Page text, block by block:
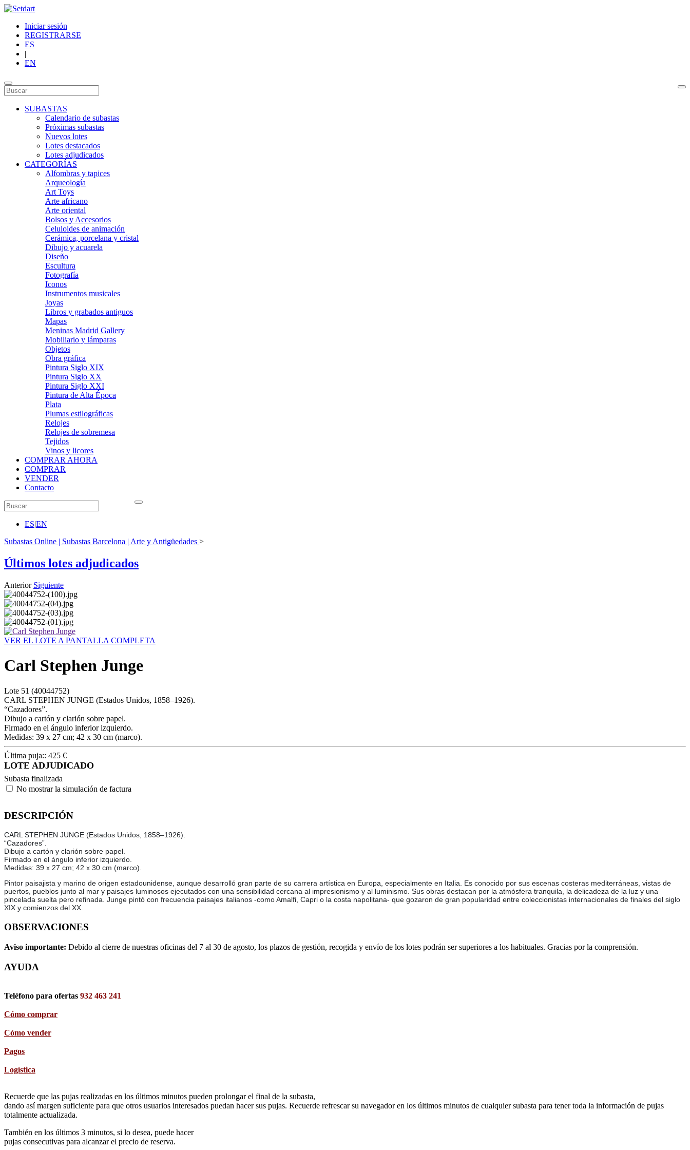
Iniciar sesión
REGISTRARSE
ES
|
EN
SUBASTAS
Calendario de subastas
Próximas subastas
Nuevos lotes
Lotes destacados
Lotes adjudicados
CATEGORÍAS
Alfombras y tapices
Arqueología
Art Toys
Arte africano
Arte oriental
Bolsos y Accesorios
Celuloides de animación
Cerámica, porcelana y cristal
Dibujo y acuarela
Diseño
Escultura
Fotografía
Iconos
Instrumentos musicales
Joyas
Libros y grabados antiguos
Mapas
Meninas Madrid Gallery
Mobiliario y lámparas
Objetos
Obra gráfica
Pintura Siglo XIX
Pintura Siglo XX
Pintura Siglo XXI
Pintura de Alta Época
Plata
Plumas estilográficas
Relojes
Relojes de sobremesa
Tejidos
Vinos y licores
COMPRAR AHORA
COMPRAR
VENDER
Contacto
ES|EN
Subastas Online | Subastas Barcelona | Arte y Antigüedades >
Últimos lotes adjudicados
Anterior Siguiente
VER EL LOTE A PANTALLA COMPLETA
Carl Stephen Junge
Lote 51 (40044752)
CARL STEPHEN JUNGE (Estados Unidos, 1858–1926).
“Cazadores”.
Dibujo a cartón y clarión sobre papel.
Firmado en el ángulo inferior izquierdo.
Medidas: 39 x 27 cm; 42 x 30 cm (marco).
Última puja:: 425 €
LOTE ADJUDICADO
Subasta finalizada
No mostrar la simulación de factura
DESCRIPCIÓN
CARL STEPHEN JUNGE (Estados Unidos, 1858–1926).
“Cazadores”.
Dibujo a cartón y clarión sobre papel.
Firmado en el ángulo inferior izquierdo.
Medidas: 39 x 27 cm; 42 x 30 cm (marco).
Pintor paisajista y marino de origen estadounidense, aunque desarrolló gran parte de su carrera artística en Europa, especialmente en Italia. Es conocido por sus escenas costeras mediterráneas, vistas de
puertos, pueblos junto al mar y paisajes luminosos ejecutados con una sensibilidad cercana al impresionismo y al luminismo. Sus obras destacan por la atmósfera tranquila, la delicadeza de la luz y una
pincelada suelta pero refinada. Junge pintó con frecuencia paisajes italianos -como Amalfi, Capri o la costa napolitana- que gozaron de gran popularidad entre coleccionistas internacionales de finales del siglo
XIX y comienzos del XX.
OBSERVACIONES
Aviso importante: Debido al cierre de nuestras oficinas del 7 al 30 de agosto, los plazos de gestión, recogida y envío de los lotes podrán ser superiores a los habituales. Gracias por la comprensión.
AYUDA
Teléfono para ofertas 932 463 241
Cómo comprar
Cómo vender
Pagos
Logística
Recuerde que las pujas realizadas en los últimos minutos pueden prolongar el final de la subasta,
dando así margen suficiente para que otros usuarios interesados puedan hacer sus pujas. Recuerde refrescar su navegador en los últimos minutos de cualquier subasta para tener toda la información de pujas
totalmente actualizada.
También en los últimos 3 minutos, si lo desea, puede hacer
pujas consecutivas para alcanzar el precio de reserva.